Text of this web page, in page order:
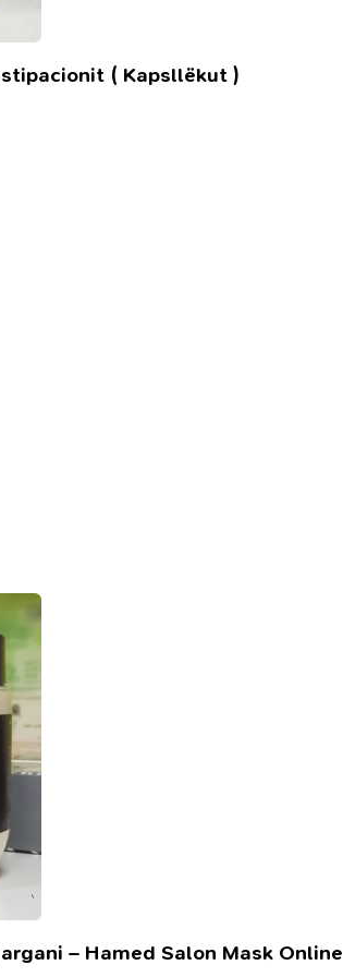
( Kapsllëkut )
– Hamed Salon Mask Online